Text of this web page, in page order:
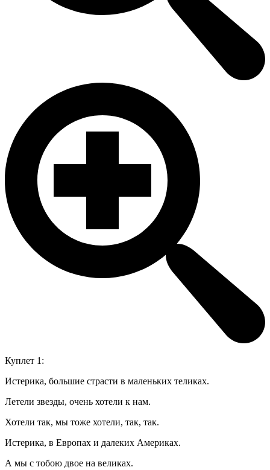
Куплет 1:
Истерика, большие страсти в маленьких теликах.
Летели звезды, очень хотели к нам.
Хотели так, мы тоже хотели, так, так.
Истерика, в Европах и далеких Америках.
А мы с тобою двое на великах.